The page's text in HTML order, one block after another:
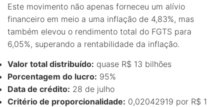
Este movimento não apenas forneceu um alívio
financeiro em meio a uma inflação de 4,83%, mas
também elevou o rendimento total do FGTS para
6,05%, superando a rentabilidade da inflação.
Valor total distribuído: quase R$ 13 bilhões
Porcentagem do lucro: 95%
Data de crédito: 28 de julho
Critério de proporcionalidade: 0,02042919 por R$ 1